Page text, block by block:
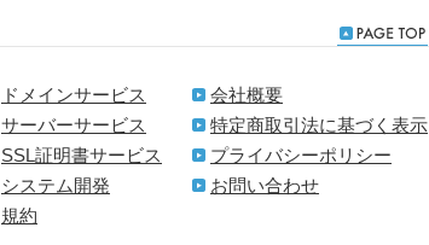
ドメインサービス
サーバーサービス
SSL証明書サービス
システム開発
規約
会社概要
特定商取引法に基づく表示
プライバシーポリシー
お問い合わせ